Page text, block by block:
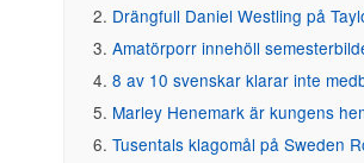
Drängfull Daniel Westling på
Amatörporr innehöll
8 av 10 svenskar klarar inte
Marley Henemark är kungens
Tusentals klagomål på Sweden